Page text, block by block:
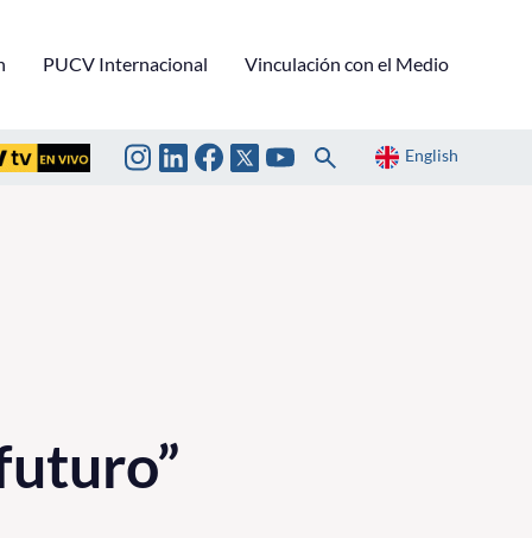
PUCV Internacional Vinculación con el Medio
English